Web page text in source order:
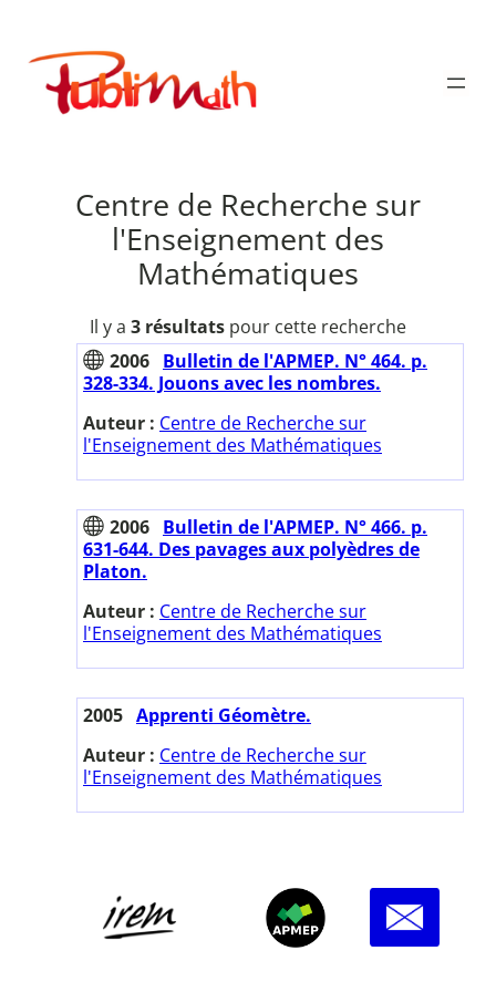
contenu
Publimath
Centre de Recherche sur
l'Enseignement des
Mathématiques
Il y a 3 résultats pour cette recherche
2006 Bulletin de l'APMEP. N° 464. p.
328-334. Jouons avec les nombres.
Auteur : Centre de Recherche sur
l'Enseignement des Mathématiques
2006 Bulletin de l'APMEP. N° 466. p.
631-644. Des pavages aux polyèdres de
Platon.
Auteur : Centre de Recherche sur
l'Enseignement des Mathématiques
2005 Apprenti Géomètre.
Auteur : Centre de Recherche sur
l'Enseignement des Mathématiques